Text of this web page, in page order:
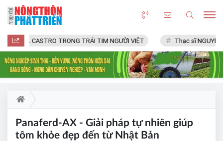
FIDEL CASTRO TRONG TRÁI TIM NGƯỜI VIỆT Thạc sĩ NGUYỄN
Panaferd-AX - Giải pháp tự nhiên giúp
tôm khỏe đẹp đến từ Nhật Bản